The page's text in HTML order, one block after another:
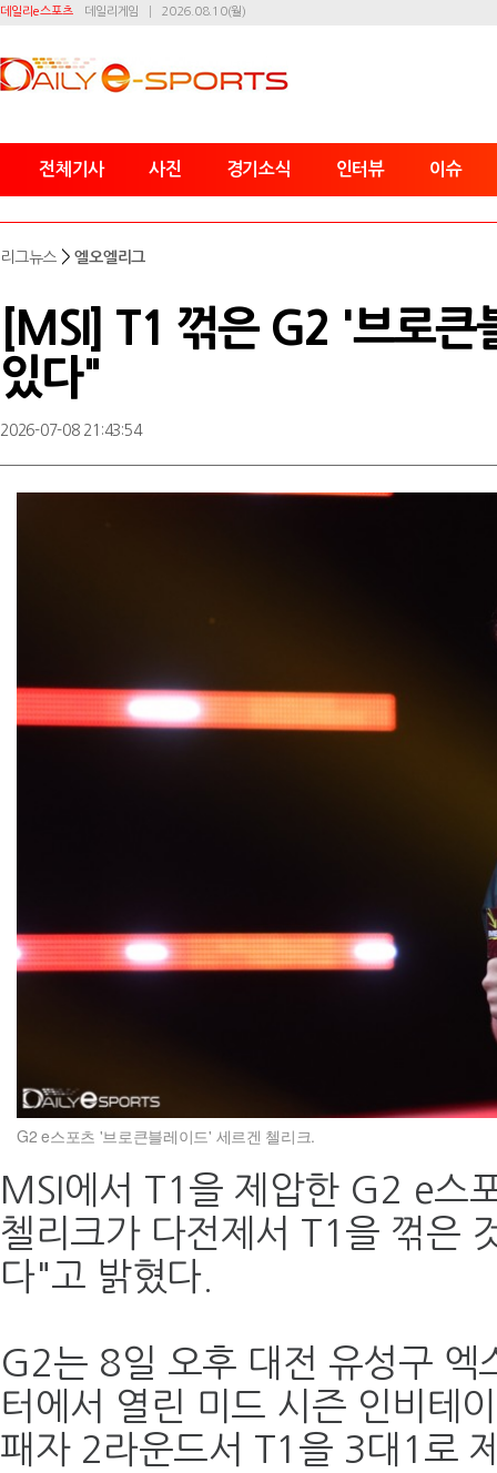
데일리e스포츠 데일리게임 2026.08.10(월)
전체기사 사진 경기소식 인터뷰 이슈
리그뉴스 >엘오엘리그
[MSI] T1 꺾은 G2 '브로
있다"
2026-07-08 21:43:54
G2 e스포츠 '브로큰블레이드' 세르겐 첼리크.
MSI에서 T1을 제압한 G2 e스
첼리크가 다전제서 T1을 꺾은
다"고 밝혔다.
G2는 8일 오후 대전 유성구 엑
터에서 열린 미드 시즌 인비테
패자 2라운드서 T1을 3대1로